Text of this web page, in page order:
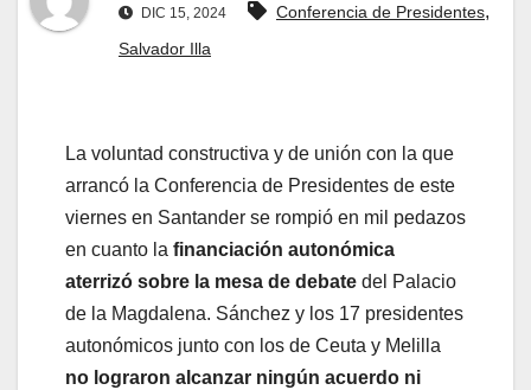
DIC 15, 2024 Conferencia de Presidentes,
Salvador Illa
La voluntad constructiva y de unión con la que
arrancó la Conferencia de Presidentes de este
viernes en Santander se rompió en mil pedazos
en cuanto la financiación autonómica
aterrizó sobre la mesa de debate del Palacio
de la Magdalena. Sánchez y los 17 presidentes
autonómicos junto con los de Ceuta y Melilla
no lograron alcanzar ningún acuerdo ni